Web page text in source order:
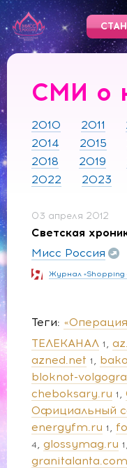
СМИ о
2010 2011
2014
2015
2018
2019
2022
2023
03 апреля 2012
Светская
Мисс Россия
Журнал «Shopping
Теги
ТЕЛЕКАНАЛ 1
azned.net 1
bloknot-
cheboksary.ru 1
Официальный
energyfm.ru 1
4 glossymag.ru 1
granitalanta.com